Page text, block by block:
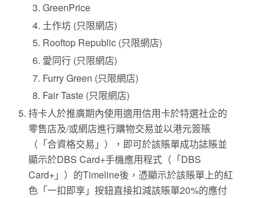
GreenPrice
土作坊 (只限網店)
Rooftop Republic (只限網店)
愛同行 (只限網店)
Furry Green (只限網店)
Fair Taste (只限網店)
持卡人於推廣期內使用適用信用卡於特選社企的
零售店及/或網店進行購物交易並以港元簽賬
（「合資格交易」），即可於該賬單成功誌賬並
顯示於DBS Card+手機應用程式（「DBS
Card+」）的Timeline後，憑顯示於該賬單上的紅
色「一扣即享」按鈕直接扣減該賬單20%的應付